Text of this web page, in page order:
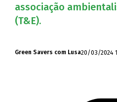
associação
(T&E).
Green Savers com Lusa20/03/2024